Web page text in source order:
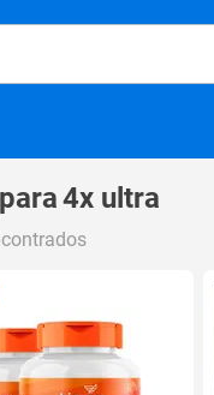
4x ultra